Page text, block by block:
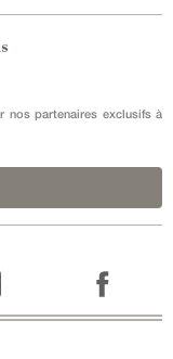
nos partenaires exclusifs à